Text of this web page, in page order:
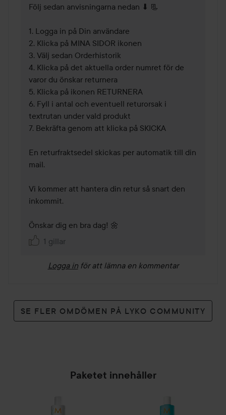
Följ sedan anvisningarna nedan ⬇ 📃
1. Logga in på Din användare
2. Klicka på MINA SIDOR ikonen
3. Välj sedan Orderhistorik
4. Klicka på det aktuella order numret för de
varor du önskar returnera
5. Klicka på ikonen RETURNERA
6. Fyll i antal och eventuell returorsak i
textrutan under vald produkt
7. Bekräfta genom att klicka på SKICKA
En returfraktsedel skickas per automatik till din
mail.
Vi kommer att hantera din retur så snart den
inkommit.
Önskar dig en bra dag! 🌼
1 gillar
Logga in för att lämna en kommentar
SE FLER OMDÖMEN PÅ LYKO COMMUNITY
Paketet innehåller